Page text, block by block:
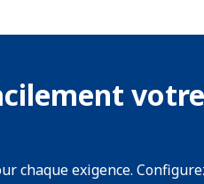
chaque exigence.